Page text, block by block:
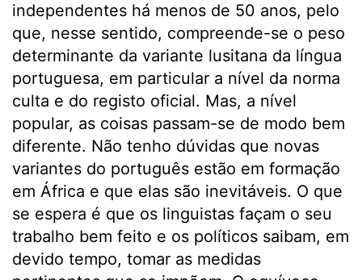
independentes há menos de 50 anos, pelo
que, nesse sentido, compreende-se o peso
determinante da variante lusitana da língua
portuguesa, em particular a nível da norma
culta e do registo oficial. Mas, a nível
popular, as coisas passam-se de modo bem
diferente. Não tenho dúvidas que novas
variantes do português estão em formação
em África e que elas são inevitáveis. O que
se espera é que os linguistas façam o seu
trabalho bem feito e os políticos saibam, em
devido tempo, tomar as medidas